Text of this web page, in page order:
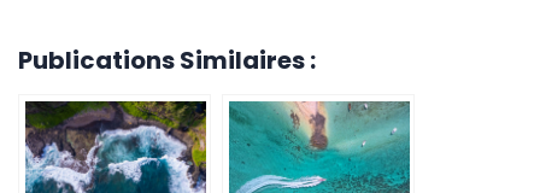
Publications Similaires :